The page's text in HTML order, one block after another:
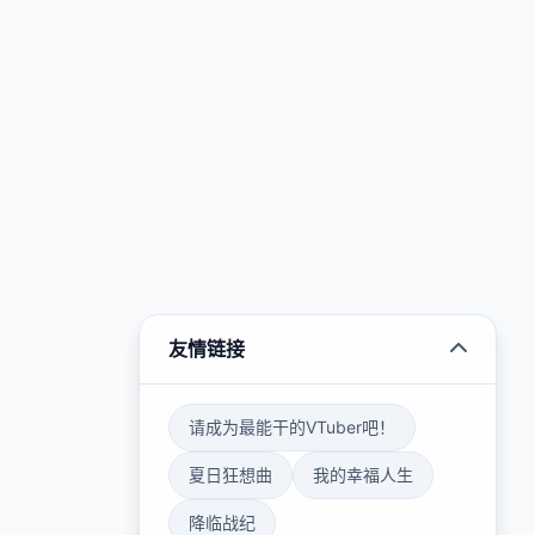
友情链接
请成为最能干的VTuber吧！
夏日狂想曲 我的幸福人生
降临战纪